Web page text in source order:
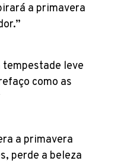
a primavera
tempestade leve
como as
a primavera
perde a beleza